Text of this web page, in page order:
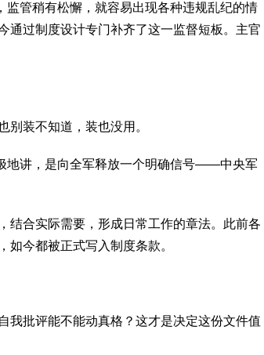
管稍有松懈，就容易出现各种违规乱纪的情
通过制度设计专门补齐了这一监督短板。主官
别装不知道，装也没用。
地讲，是向全军释放一个明确信号——中央军
结合实际需要，形成日常工作的章法。此前各
如今都被正式写入制度条款。
我批评能不能动真格？这才是决定这份文件值